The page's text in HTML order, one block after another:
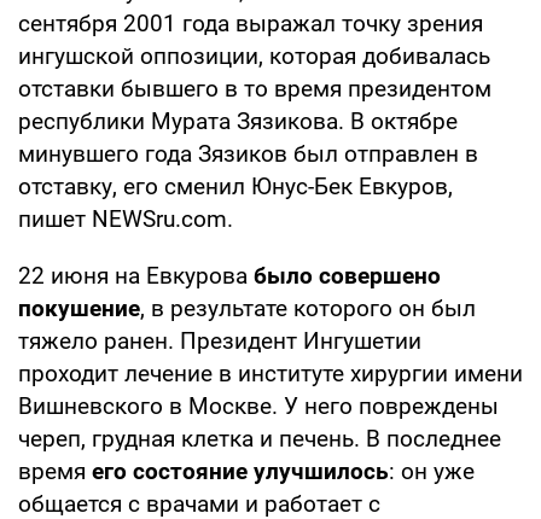
сентября 2001 года выражал точку зрения
ингушской оппозиции, которая добивалась
отставки бывшего в то время президентом
республики Мурата Зязикова. В октябре
минувшего года Зязиков был отправлен в
отставку, его сменил Юнус-Бек Евкуров,
пишет NEWSru.com.
22 июня на Евкурова было совершено
покушение, в результате которого он был
тяжело ранен. Президент Ингушетии
проходит лечение в институте хирургии имени
Вишневского в Москве. У него повреждены
череп, грудная клетка и печень. В последнее
время его состояние улучшилось: он уже
общается с врачами и работает с